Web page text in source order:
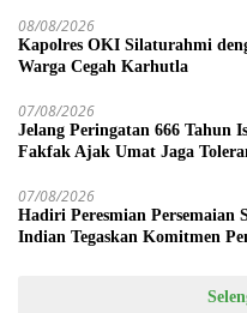
08/08/2026
Kapolres OKI Silaturahmi
Warga Cegah Karhutla
07/08/2026
Jelang Peringatan 666 Tahun
Fakfak Ajak Umat Jaga
07/08/2026
Hadiri Peresmian Persemaian
Indian Tegaskan Komitmen